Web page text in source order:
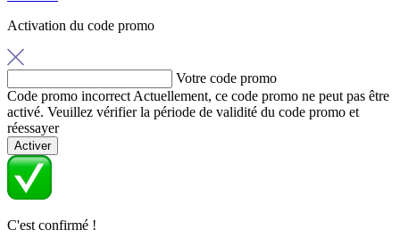
Activation du code promo
Votre code promo
Code promo incorrect Actuellement, ce code promo ne peut pas être
activé. Veuillez vérifier la période de validité du code promo et
réessayer
Activer
C'est confirmé !